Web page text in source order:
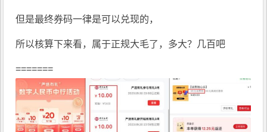
但是最终券码一律是可以兑现的，
所以核算下来看，属于正规大毛了，多大？几百吧
=======